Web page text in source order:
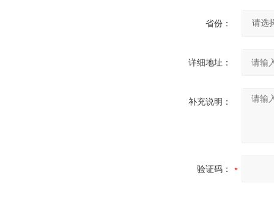
省份：
详细地址：
补充说明：
验证码：